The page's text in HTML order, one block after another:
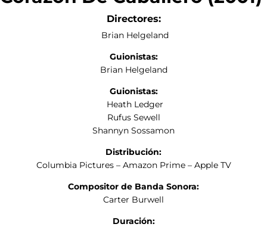
Directores:
Brian Helgeland
Guionistas:
Brian Helgeland
Guionistas:
Heath Ledger
Rufus Sewell
Shannyn Sossamon
Distribución:
Columbia Pictures – Amazon Prime – Apple TV
Compositor de Banda Sonora:
Carter Burwell
Duración: